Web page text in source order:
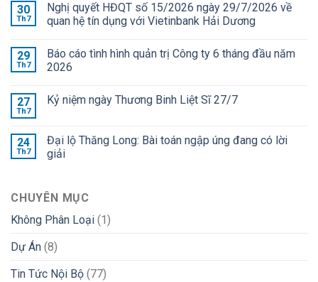
30
Th7
Nghị quyết HĐQT số 15/2026 ngày 29/7/2026 về
quan hệ tín dụng với Vietinbank Hải Dương
29
Th7
Báo cáo tình hình quản trị Công ty 6 tháng đầu năm
2026
27
Th7
Kỷ niệm ngày Thương Binh Liệt Sĩ 27/7
24
Th7
Đại lộ Thăng Long: Bài toán ngập úng đang có lời
giải
CHUYÊN MỤC
Không Phân Loại (1)
Dự Án (8)
Tin Tức Nội Bộ (77)